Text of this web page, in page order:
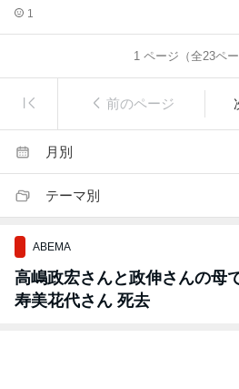
1
1ページ（全23ペー
前のページ
月別
テーマ別
ABEMA
高嶋政宏さんと政伸さんの母
寿美花代さん 死去